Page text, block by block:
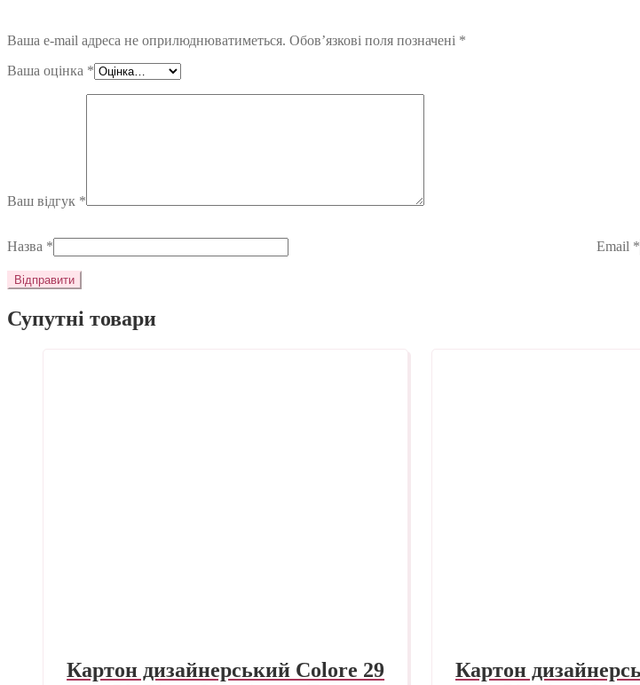
Ваша e-mail адреса не оприлюднюватиметься. Обов’язкові поля позначені *
Ваша оцінка *
Ваш відгук *
Назва * Email *
Супутні товари
Картон дизайнерський Colore 29
Картон